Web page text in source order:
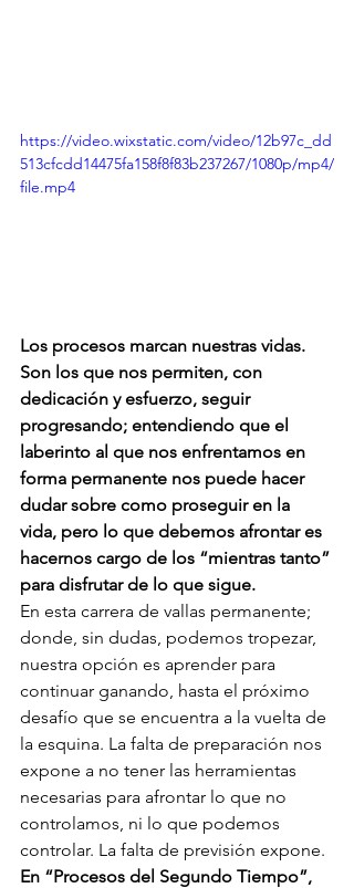
https://video.wixstatic.com/video/12b97c_dd
513cfcdd14475fa158f8f83b237267/1080p/mp4/
file.mp4
Los procesos marcan nuestras vidas.
Son los que nos permiten, con
dedicación y esfuerzo, seguir
progresando; entendiendo que el
laberinto al que nos enfrentamos en
forma permanente nos puede hacer
dudar sobre como proseguir en la
vida, pero lo que debemos afrontar es
hacernos cargo de los “mientras tanto”
para disfrutar de lo que sigue.
En esta carrera de vallas permanente;
donde, sin dudas, podemos tropezar,
nuestra opción es aprender para
continuar ganando, hasta el próximo
desafío que se encuentra a la vuelta de
la esquina. La falta de preparación nos
expone a no tener las herramientas
necesarias para afrontar lo que no
controlamos, ni lo que podemos
controlar. La falta de previsión expone.
En “Procesos del Segundo Tiempo”,